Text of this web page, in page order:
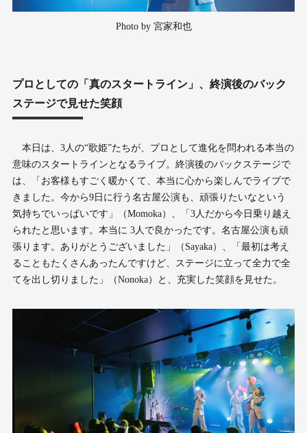
Photo by 宮家和也
プロとしての「真のスタートライン」、終演後のバック
ステージで見せた笑顔
本日は、3人の“歌姫”たちが、プロとして進化を問われる本当の
意味のスタートラインとなるライブ。終演後のバックステージで
は、「お客様もすごく暖かくて、本当に心から楽しんでライブで
きました。今から9日に行う名古屋公演も、頑張りたいなという
気持ちでいっぱいです」（Momoka）、「3人だから今日乗り越え
られたと思います。本当に 3人で良かったです。名古屋公演も頑
張ります。ありがとうございました」（Sayaka）、「最初は考え
ることもたくさんあったんですけど、ステージに立って全力で全
てを出し切りました」（Nonoka）と、充実した笑顔を見せた。